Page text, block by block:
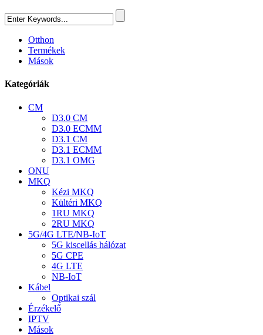
Otthon
Termékek
Mások
Kategóriák
CM
D3.0 CM
D3.0 ECMM
D3.1 CM
D3.1 ECMM
D3.1 OMG
ONU
MKQ
Kézi MKQ
Kültéri MKQ
1RU MKQ
2RU MKQ
5G/4G LTE/NB-IoT
5G kiscellás hálózat
5G CPE
4G LTE
NB-IoT
Kábel
Optikai szál
Érzékelő
IPTV
Mások